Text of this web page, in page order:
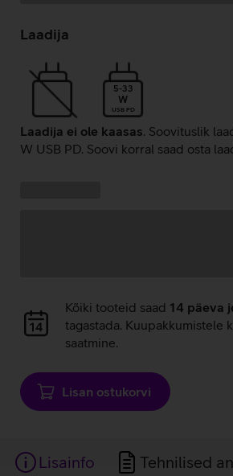
laadimine
Laadija
5-33
W
USB PD
Laadija ei ole kaasas. Soovituslik
W USB PD. Soovi korral saad osta
Andmete
laadimine
Kõiki tooteid saad 14 päeva
tagastada. Kuupakkumistele
saatmine.
Lisan ostukorvi
Lisainfo Tehnilised